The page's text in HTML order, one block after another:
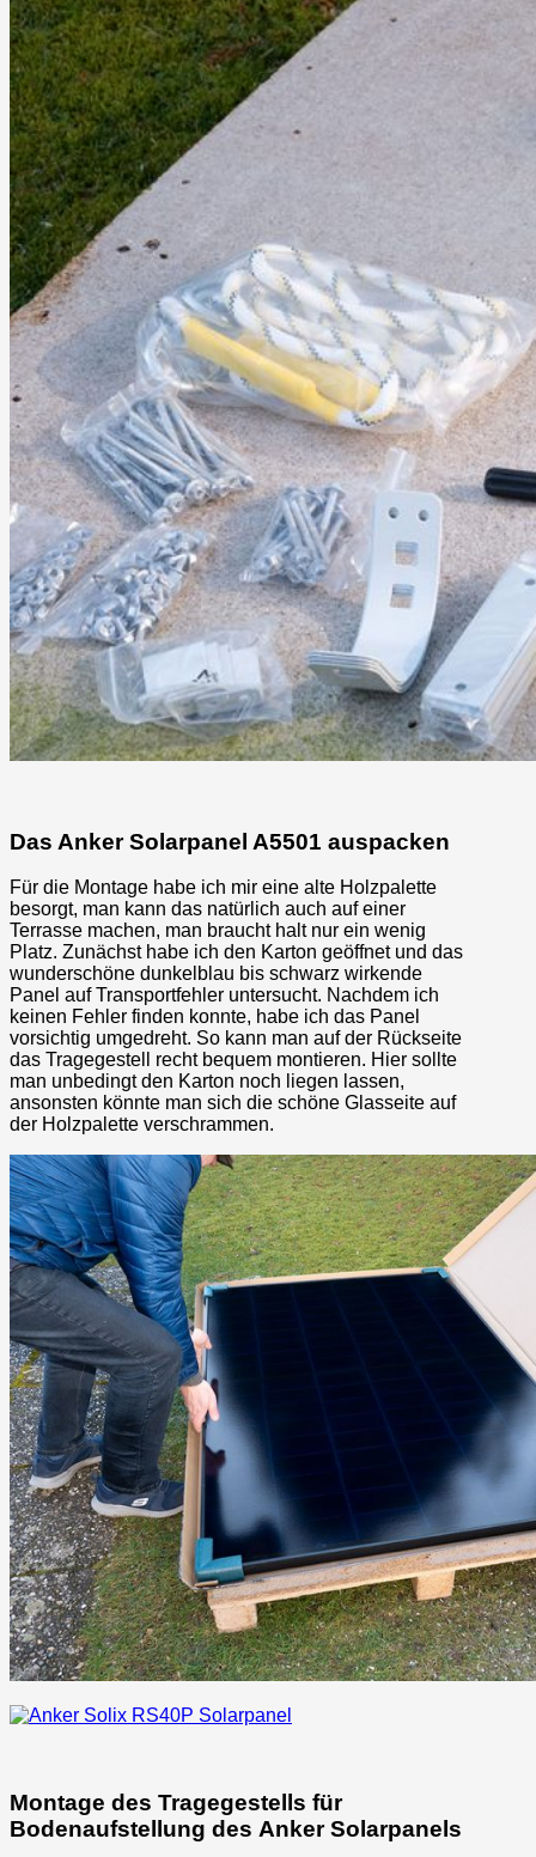
Das Anker Solarpanel A5501 auspacken
Für die Montage habe ich mir eine alte Holzpalette
besorgt, man kann das natürlich auch auf einer
Terrasse machen, man braucht halt nur ein wenig
Platz. Zunächst habe ich den Karton geöffnet und das
wunderschöne dunkelblau bis schwarz wirkende
Panel auf Transportfehler untersucht. Nachdem ich
keinen Fehler finden konnte, habe ich das Panel
vorsichtig umgedreht. So kann man auf der Rückseite
das Tragegestell recht bequem montieren. Hier sollte
man unbedingt den Karton noch liegen lassen,
ansonsten könnte man sich die schöne Glasseite auf
der Holzpalette verschrammen.
Montage des Tragegestells für
Bodenaufstellung des Anker Solarpanels